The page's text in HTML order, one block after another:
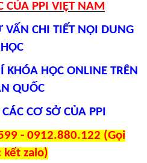
CỦA PPI VIỆT NAM
VẤN CHI TIẾT NỘI DUNG
HỌC
KHÓA HỌC ONLINE TRÊN
QUỐC
CƠSỞ CỦA PPI
- 0912.880.122 (Gọi
kết zalo)